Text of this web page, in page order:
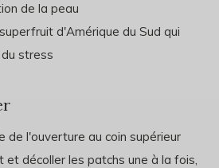
de la peau
d'Amérique du Sud qui
stress
de l'ouverture au coin supérieur
et décoller les patchs une à la fois,